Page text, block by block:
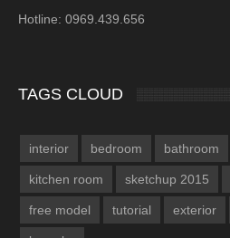
Hotline: 0969.439.656
TAGS CLOUD
interior bedroom bathroom
kitchen room sketchup 2015
free model tutorial exterior